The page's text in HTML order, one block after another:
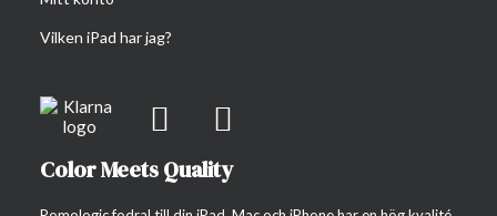
Vilken iPad har jag?
Color Meets Quality